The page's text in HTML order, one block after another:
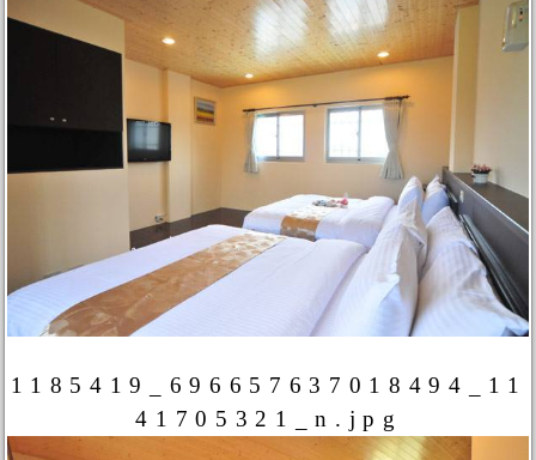
1185419_696657637018494_11
41705321_n.jpg